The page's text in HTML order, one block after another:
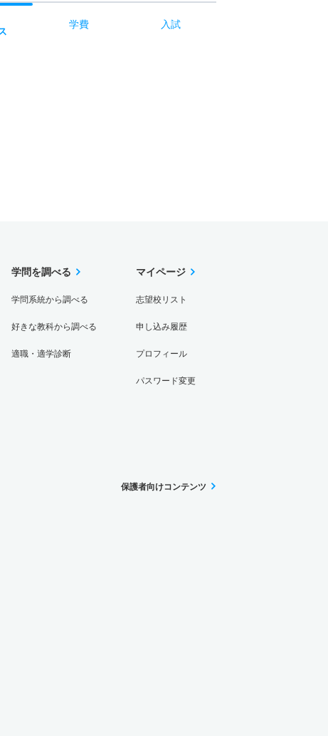
学費 入試
学問を調べる
学問系統から調べる
好きな教科から調べる
適職・適学診断
マイページ
志望校リスト
申し込み履歴
プロフィール
パスワード変更
保護者向けコンテンツ